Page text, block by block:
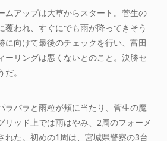
ムアップは大草からスタート。菅生の
覆われ、すぐにでも雨が降ってきそう
に向けて最後のチェックを行い、富田
ーリングは悪くないとのこと。決勝セ
だ。
ラパラと雨粒が頬に当たり、菅生の魔
リッド上では雨はやみ、2周のフォーメ
れた。初めの1周は、宮城県警察の3台